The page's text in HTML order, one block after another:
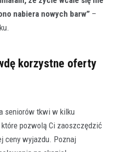
nabiera nowych barw” –
korzystne oferty
seniorów tkwi w kilku
pozwolą Ci zaoszczędzić
ceny wyjazdu. Poznaj